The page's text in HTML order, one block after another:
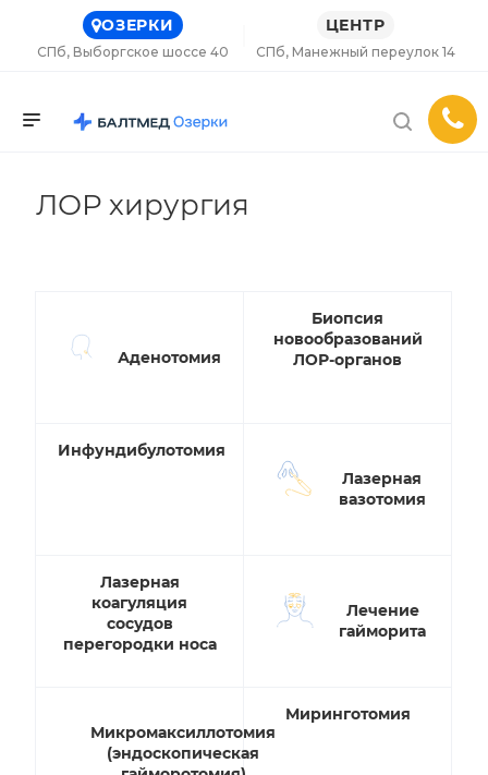
ОЗЕРКИ
СПб, Выборгское шоссе 40
ЦЕНТР
СПб, Манежный переулок 14
ЛОР хирургия
Аденотомия
Биопсия
новообразований
ЛОР-органов
Инфундибулотомия
Лазерная
вазотомия
Лазерная
коагуляция
сосудов
перегородки носа
Лечение
гайморита
Микромаксиллотомия
(эндоскопическая
Миринготомия